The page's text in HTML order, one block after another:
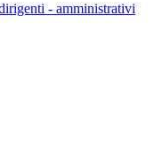
- amministrativi